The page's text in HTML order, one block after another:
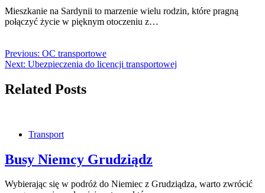
Mieszkanie na Sardynii to marzenie wielu rodzin, które pragną
połączyć życie w pięknym otoczeniu z…
Previous: OC transportowe
Next: Ubezpieczenia do licencji transportowej
Related Posts
Transport
Busy Niemcy Grudziądz
Wybierając się w podróż do Niemiec z Grudziądza, warto zwrócić